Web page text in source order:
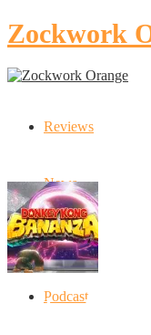
Zockwork
Reviews
News
Artikel
Podcast
Donkey Kong